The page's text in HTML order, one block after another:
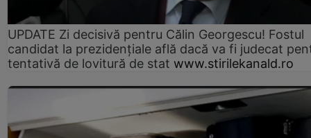
UPDATE Zi decisivă pentru Călin Georgescu! Fostul
candidat la prezidențiale află dacă va fi judecat
tentativă de lovitură de stat www.stirilekanald.ro